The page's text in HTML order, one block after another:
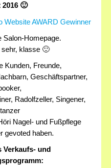
🙂
Salon-Homepage.
klasse 🙂
Kunden, Freunde,
Geschäftspartner,
Radolfzeller, Singener,
Nagel- und Fußpflege
gevoted haben.
Verkaufs- und